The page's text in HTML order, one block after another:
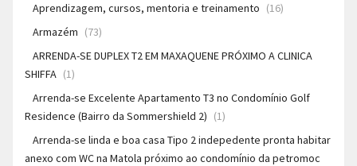
Aprendizagem, cursos, mentoria e treinamento (16)
Armazém (73)
ARRENDA-SE DUPLEX T2 EM MAXAQUENE PRÓXIMO A CLINICA
SHIFFA (1)
Arrenda-se Excelente Apartamento T3 no Condomínio Golf
Residence (Bairro da Sommershield 2) (1)
Arrenda-se linda e boa casa Tipo 2 indepedente pronta habitar
anexo com WC na Matola próximo ao condomínio da petromoc